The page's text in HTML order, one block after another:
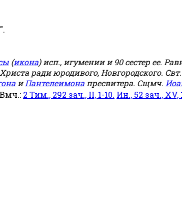
(икона) исп., игумении и 90 сестер ее.
ради юродивого, Новгородского. Свт.
иПантелеимона пресвитера. Сщмч.
Вмч.: 2 Тим., 292 зач., II, 1-10. Ин., 52 зач., XV,